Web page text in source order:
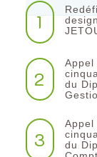
1
2
du
3
du